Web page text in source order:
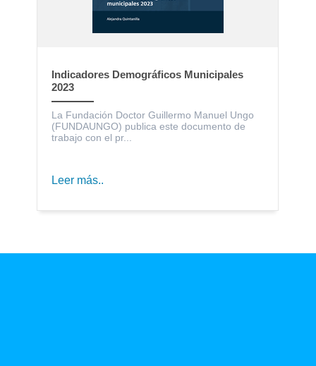
Indicadores Demográficos Municipales
2023
La Fundación Doctor Guillermo Manuel Ungo
(FUNDAUNGO) publica este documento de
trabajo con el pr...
Leer más..